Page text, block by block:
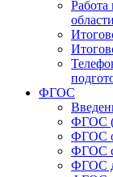
области
ФГОС
ФГОС
ФГОС
ФГОС
ФГОС